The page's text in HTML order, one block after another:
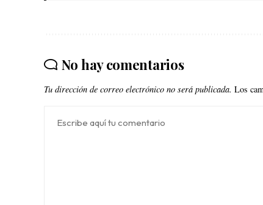
No hay comentarios
Tu dirección de correo electrónico no será publicada. Los